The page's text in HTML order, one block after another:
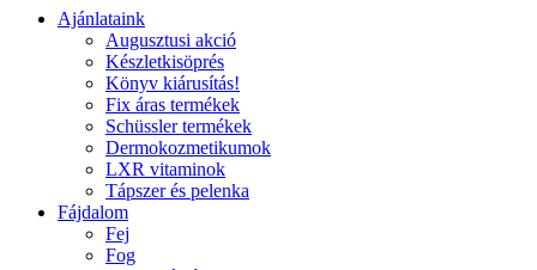
Ajánlataink
Augusztusi akció
Készletkisöprés
Könyv kiárusítás!
Fix áras termékek
Schüssler termékek
Dermokozmetikumok
LXR vitaminok
Tápszer és pelenka
Fájdalom
Fej
Fog